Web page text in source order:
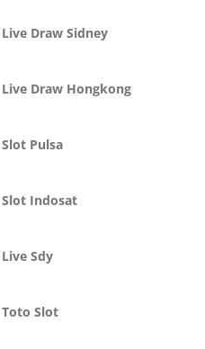
Live Draw Sidney
Live Draw Hongkong
Slot Pulsa
Slot Indosat
Live Sdy
Toto Slot